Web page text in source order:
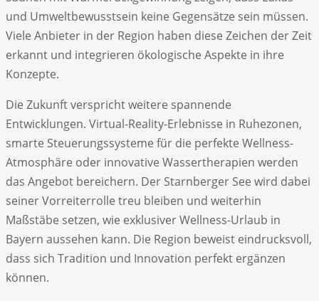
und Umweltbewusstsein keine Gegensätze sein müssen.
Viele Anbieter in der Region haben diese Zeichen der Zeit
erkannt und integrieren ökologische Aspekte in ihre
Konzepte.
Die Zukunft verspricht weitere spannende
Entwicklungen. Virtual-Reality-Erlebnisse in Ruhezonen,
smarte Steuerungssysteme für die perfekte Wellness-
Atmosphäre oder innovative Wassertherapien werden
das Angebot bereichern. Der Starnberger See wird dabei
seiner Vorreiterrolle treu bleiben und weiterhin
Maßstäbe setzen, wie exklusiver Wellness-Urlaub in
Bayern aussehen kann. Die Region beweist eindrucksvoll,
dass sich Tradition und Innovation perfekt ergänzen
können.